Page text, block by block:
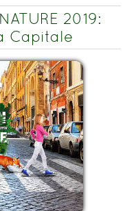
2019:
Capitale